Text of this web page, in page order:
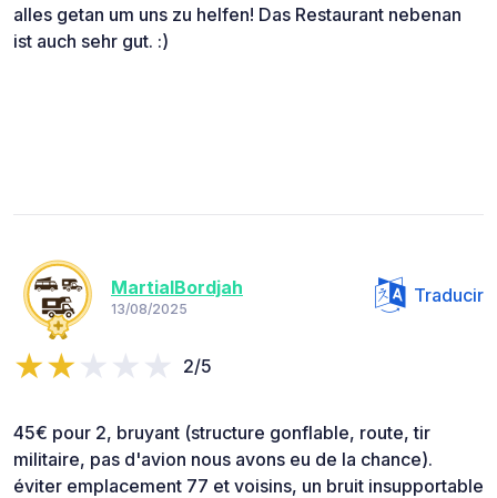
alles getan um uns zu helfen! Das Restaurant nebenan
ist auch sehr gut. :)
MartialBordjah
13/08/2025
Traducir
2/5
45€ pour 2, bruyant (structure gonflable, route, tir
militaire, pas d'avion nous avons eu de la chance).
éviter emplacement 77 et voisins, un bruit insupportable